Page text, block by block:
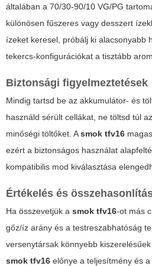
általában a 70/30-90/10 VG/PG
különösen fűszeres vagy desszert
ízeket keresel, próbálj ki alacsonyabb
tekercs-konfigurációkat a tisztább
Biztonsági figyelmeztetések
Mindig tartsd be az akkumulátor- és
használd sérült cellákat, ne töltsd túl
minőségi töltőket. Asmok tfv16
ezért a biztonságos használat
kompatibilis mod kiválasztása
Értékelés és
Ha összevetjük a smok tfv16-ot más
gőz/íz arány és a testreszabhatóság
versenytársak könnyebb
smok tfv16 előnye a teljesítmény és